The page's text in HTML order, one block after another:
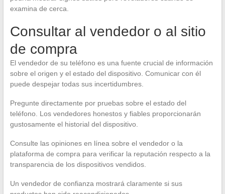
examina de cerca.
Consultar al vendedor o al sitio
de compra
El vendedor de su teléfono es una fuente crucial de información
sobre el origen y el estado del dispositivo. Comunicar con él
puede despejar todas sus incertidumbres.
Pregunte directamente por pruebas sobre el estado del
teléfono. Los vendedores honestos y fiables proporcionarán
gustosamente el historial del dispositivo.
Consulte las opiniones en línea sobre el vendedor o la
plataforma de compra para verificar la reputación respecto a la
transparencia de los dispositivos vendidos.
Un vendedor de confianza mostrará claramente si sus